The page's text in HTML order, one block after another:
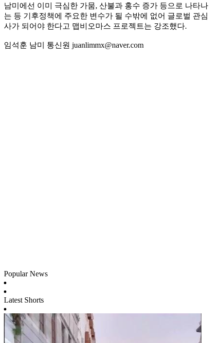
남미에선 이미 극심한 가뭄, 산불과 홍수 증가 등으로 나타나
는 등 기후정책에 주요한 변수가 될 수밖에 없어 글로벌 관심
사가 되어야 한다고 맵비오마스 프로젝트는 강조했다.
임석훈 남미 통신원 juanlimmx@naver.com
Popular News
Latest Shorts